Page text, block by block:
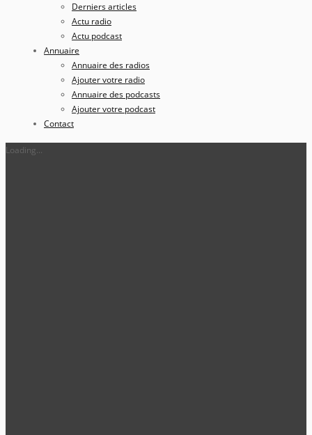
Derniers articles
Actu radio
Actu podcast
Annuaire
Annuaire des radios
Ajouter votre radio
Annuaire des podcasts
Ajouter votre podcast
Contact
Loading...